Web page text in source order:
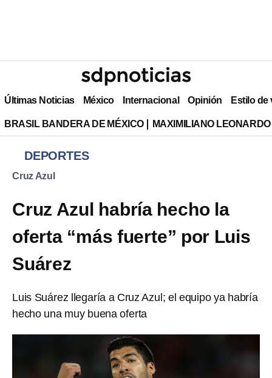
Últimas Noticias México Internacional Opinión Estilo de
BRASIL BANDERA DE MÉXICO MAXIMILIANO
DEPORTES
Cruz Azul
Cruz Azul habría hecho la
oferta “más fuerte” por Luis
Suárez
Luis Suárez llegaría a Cruz Azul; el equipo ya habría
hecho una muy buena oferta